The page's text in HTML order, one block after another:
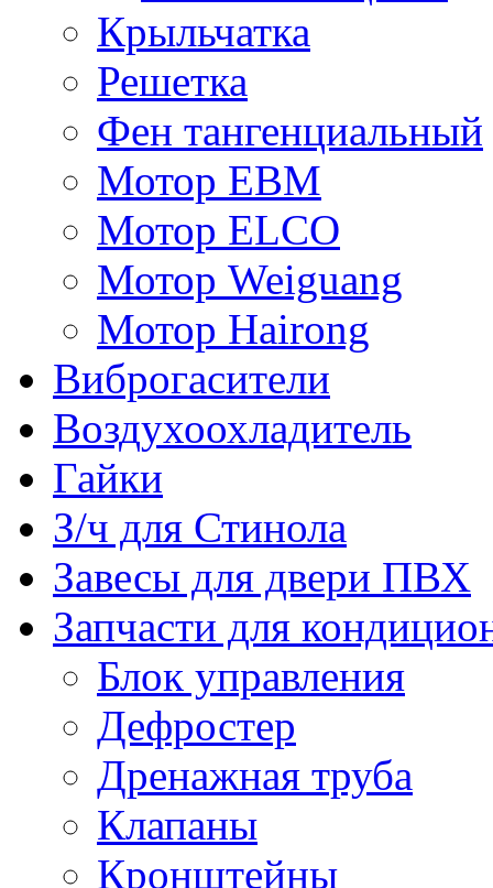
Крыльчатка
Решетка
Фен тангенциальный
Мотор EBM
Мотор ELCO
Мотор Weiguang
Мотор Hairong
Виброгасители
Воздухоохладитель
Гайки
З/ч для Стинола
Завесы для двери ПВХ
Запчасти для
Блок управления
Дефростер
Дренажная труба
Клапаны
Кронштейны